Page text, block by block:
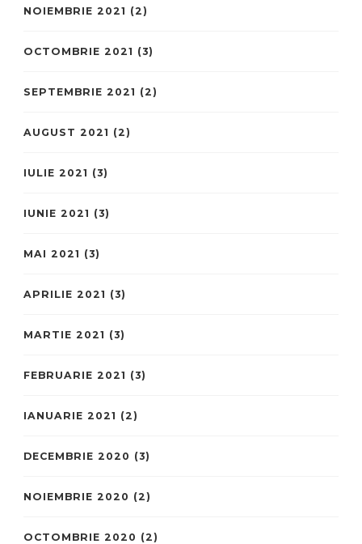
NOIEMBRIE 2021 (2)
OCTOMBRIE 2021 (3)
SEPTEMBRIE 2021 (2)
AUGUST 2021 (2)
IULIE 2021 (3)
IUNIE 2021 (3)
MAI 2021 (3)
APRILIE 2021 (3)
MARTIE 2021 (3)
FEBRUARIE 2021 (3)
IANUARIE 2021 (2)
DECEMBRIE 2020 (3)
NOIEMBRIE 2020 (2)
OCTOMBRIE 2020 (2)